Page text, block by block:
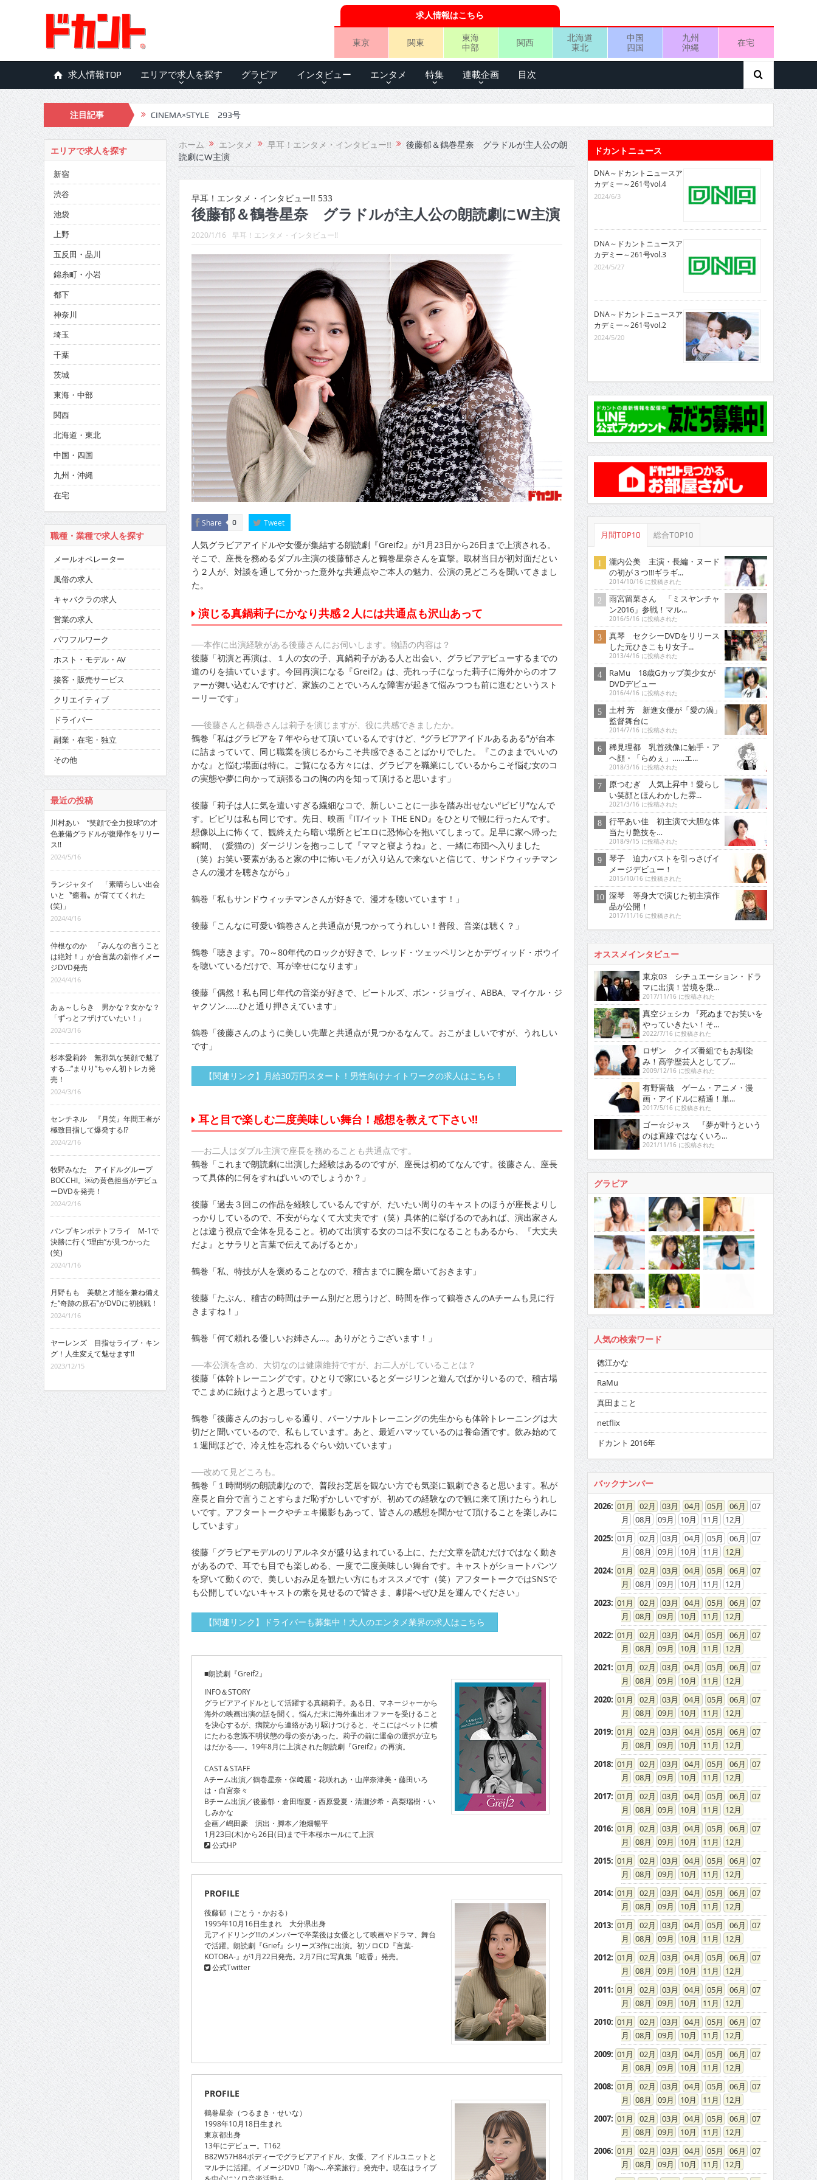
求人情報はこちら
東京 関東
東海
中部
関西
北海道
東北
中国
四国
九州
沖縄
在宅
求人情報TOP エリアで求人を探す グラビア インタビュー エンタメ 特集 連載企画 目次
注目記事 CINEMA×STYLE 292号
CINEMA×STYLE 291号
CINEMA×STYLE 290号
CINEMA×STYLE 289号
CINEMA×STYLE 288号
CINEMA×STYLE 287号
CINEMA×STYLE 286号
CINEMA×STYLE 285号
CINEMA×STYLE 294号
CINEMA×STYLE 293号
ホーム エンタメ 早耳！エンタメ・インタビュー!!
後藤郁＆鶴巻星奈 グラドルが主人公の朗
読劇にW主演
早耳！エンタメ・インタビュー!! 533
後藤郁＆鶴巻星奈 グラドルが主人公の朗読劇にW主演
2020/1/16 早耳！エンタメ・インタビュー!!
Share 0 Tweet
人気グラビアアイドルや女優が集結する朗読劇『Greif2』が1月23日から26日まで上演される。
そこで、座長を務めるダブル主演の後藤郁さんと鶴巻星奈さんを直撃。取材当日が初対面だとい
う２人が、対談を通して分かった意外な共通点やご本人の魅力、公演の見どころを聞いてきまし
た。
演じる真鍋莉子にかなり共感２人には共通点も沢山あって
──本作に出演経験がある後藤さんにお伺いします。物語の内容は？
後藤「初演と再演は、１人の女の子、真鍋莉子がある人と出会い、グラビアデビューするまでの
道のりを描いています。今回再演になる『Greif2』は、売れっ子になった莉子に海外からのオフ
ァーが舞い込むんですけど、家族のことでいろんな障害が起きて悩みつつも前に進むというスト
ーリーです」
──後藤さんと鶴巻さんは莉子を演じますが、役に共感できましたか。
鶴巻「私はグラビアを７年やらせて頂いているんですけど、“グラビアアイドルあるある”が台本
に詰まっていて、同じ職業を演じるからこそ共感できることばかりでした。『このままでいいの
かな』と悩む場面は特に。ご覧になる方々には、グラビアを職業にしているからこそ悩む女のコ
の実態や夢に向かって頑張るコの胸の内を知って頂けると思います」
後藤「莉子は人に気を遣いすぎる繊細なコで、新しいことに一歩を踏み出せない“ビビリ”なんで
す。ビビリは私も同じです。先日、映画『IT/イット THE END』をひとりで観に行ったんです。
想像以上に怖くて、観終えたら暗い場所とピエロに恐怖心を抱いてしまって。足早に家へ帰った
瞬間、（愛猫の）ダージリンを抱っこして『ママと寝ようね』と、一緒に布団へ入りました
（笑）お笑い要素があると家の中に怖いモノが入り込んで来ないと信じて、サンドウィッチマン
さんの漫才を聴きながら」
鶴巻「私もサンドウィッチマンさんが好きで、漫才を聴いています！」
後藤「こんなに可愛い鶴巻さんと共通点が見つかってうれしい！普段、音楽は聴く？」
鶴巻「聴きます。70～80年代のロックが好きで、レッド・ツェッペリンとかデヴィッド・ボウイ
を聴いているだけで、耳が幸せになります」
後藤「偶然！私も同じ年代の音楽が好きで、ビートルズ、ボン・ジョヴィ、ABBA、マイケル・ジ
ャクソン……ひと通り押さえています」
鶴巻「後藤さんのように美しい先輩と共通点が見つかるなんて。おこがましいですが、うれしい
です」
【関連リンク】月給30万円スタート！男性向けナイトワークの求人はこちら！
耳と目で楽しむ二度美味しい舞台！感想を教えて下さい!!
──お二人はダブル主演で座長を務めることも共通点です。
鶴巻「これまで朗読劇に出演した経験はあるのですが、座長は初めてなんです。後藤さん、座長
って具体的に何をすればいいのでしょうか？」
後藤「過去３回この作品を経験しているんですが、だいたい周りのキャストのほうが座長よりし
っかりしているので、不安がらなくて大丈夫です（笑）具体的に挙げるのであれば、演出家さん
とは違う視点で全体を見ること。初めて出演する女のコは不安になることもあるから、『大丈夫
だよ』とサラリと言葉で伝えてあげるとか」
鶴巻「私、特技が人を褒めることなので、稽古までに腕を磨いておきます」
後藤「たぶん、稽古の時間はチーム別だと思うけど、時間を作って鶴巻さんのAチームも見に行
きますね！」
鶴巻「何て頼れる優しいお姉さん…。ありがとうございます！」
──本公演を含め、大切なのは健康維持ですが、お二人がしていることは？
後藤「体幹トレーニングです。ひとりで家にいるとダージリンと遊んでばかりいるので、稽古場
でこまめに続けようと思っています」
鶴巻「後藤さんのおっしゃる通り、パーソナルトレーニングの先生からも体幹トレーニングは大
切だと聞いているので、私もしています。あと、最近ハマッているのは養命酒です。飲み始めて
１週間ほどで、冷え性を忘れるぐらい効いています」
──改めて見どころも。
鶴巻「１時間弱の朗読劇なので、普段お芝居を観ない方でも気楽に観劇できると思います。私が
座長と自分で言うことすらまだ恥ずかしいですが、初めての経験なので観に来て頂けたらうれし
いです。アフタートークやチェキ撮影もあって、皆さんの感想を聞かせて頂けることを楽しみに
しています」
後藤「グラビアモデルのリアルネタが盛り込まれている上に、ただ文章を読むだけではなく動き
があるので、耳でも目でも楽しめる、一度で二度美味しい舞台です。キャストがショートパンツ
を穿いて動くので、美しいおみ足を観たい方にもオススメです（笑）アフタートークではSNSで
も公開していないキャストの素を見せるので皆さま、劇場へぜひ足を運んでください」
【関連リンク】ドライバーも募集中！大人のエンタメ業界の求人はこちら
■朗読劇『Greif2』
INFO＆STORY
グラビアアイドルとして活躍する真鍋莉子。ある日、マネージャーから
海外の映画出演の話を聞く。悩んだ末に海外進出オファーを受けること
を決心するが、病院から連絡があり駆けつけると、そこにはベットに横
にたわる意識不明状態の母の姿があった。莉子の前に運命の選択が立ち
はだかる──。19年8月に上演された朗読劇『Greif2』の再演。
CAST＆STAFF
Aチーム出演／鶴巻星奈・保﨑麗・花咲れあ・山岸奈津美・藤田いろ
は・白宮奈々
Bチーム出演／後藤郁・倉田瑠夏・西原愛夏・清瀬汐希・高梨瑞樹・い
しみかな
企画／嶋田豪 演出・脚本／池畑暢平
1月23日(木)から26日(日)まで千本桜ホールにて上演
公式HP
PROFILE
後藤郁（ごとう・かおる）
1995年10月16日生まれ 大分県出身
元アイドリング!!!のメンバーで卒業後は女優として映画やドラマ、舞台
で活躍。朗読劇『Grief』シリーズ3作に出演。初ソロCD『言葉-
KOTOBA-』が1月22日発売。2月7日に写真集「眩香」発売。
公式Twitter
PROFILE
鶴巻星奈（つるまき・せいな）
1998年10月18日生まれ
東京都出身
13年にデビュー。T162
B82W57H84ボディーでグラビアアイドル、女優、アイドルユニットと
マルチに活躍。イメージDVD「南へ…卒業旅行」発売中。現在はライブ
を中心にソロ音楽活動も。
エリアで求人を探す
新宿
渋谷
池袋
上野
五反田・品川
錦糸町・小岩
都下
神奈川
埼玉
千葉
茨城
東海・中部
関西
北海道・東北
中国・四国
九州・沖縄
在宅
職種・業種で求人を探す
メールオペレーター
風俗の求人
キャバクラの求人
営業の求人
パワフルワーク
ホスト・モデル・AV
接客・販売サービス
クリエイティブ
ドライバー
副業・在宅・独立
その他
最近の投稿
川村あい “笑顔で全力投球”の才
色兼備グラドルが復帰作をリリー
ス!!
2024/5/16
ランジャタイ 「素晴らしい出会
いと〝癒着〟が育ててくれた
(笑)」
2024/4/16
仲根なのか 「みんなの言うこと
は絶対！」が合言葉の新作イメー
ジDVD発売
2024/4/16
あぁ～しらき 男かな？女かな？
「ずっとフザけていたい！」
2024/3/16
杉本愛莉鈴 無邪気な笑顔で魅了
する…“まりり”ちゃん初トレカ発
売！
2024/3/16
センチネル 『月笑』年間王者が
極致目指して爆発する!?
2024/2/16
牧野みなた アイドルグループ
BOCCHI。￼の黄色担当がデビュ
ーDVDを発売！
2024/2/16
パンプキンポテトフライ M-1で
決勝に行く“理由”が見つかった
(笑)
2024/1/16
月野もも 美貌と才能を兼ね備え
た“奇跡の原石”がDVDに初挑戦！
2024/1/16
ヤーレンズ 目指せライブ・キン
グ！人生変えて魅せます!!
2023/12/15
ドカントニュース
DNA～ドカントニュースア
カデミー～261号vol.4
2024/6/3
DNA～ドカントニュースア
カデミー～261号vol.3
2024/5/27
DNA～ドカントニュースア
カデミー～261号vol.2
2024/5/20
月間TOP10 総合TOP10
瀧内公美 主演・長編・ヌード
の初が３つ!!!ギラギ...
2014/10/16 に投稿された
雨宮留菜さん 「ミスヤンチャ
ン2016」参戦！マル...
2016/5/16 に投稿された
真琴 セクシーDVDをリリース
した元ひきこもり女子...
2013/4/16 に投稿された
RaMu 18歳Gカップ美少女が
DVDデビュー
2016/4/16 に投稿された
土村 芳 新進女優が「愛の渦」
監督舞台に
2014/7/16 に投稿された
稀見理都 乳首残像に触手・ア
ヘ顔・「らめぇ」……エ...
2018/3/16 に投稿された
原つむぎ 人気上昇中！愛らし
い笑顔とほんわかした雰...
2021/3/16 に投稿された
行平あい佳 初主演で大胆な体
当たり艶技を…
2018/9/15 に投稿された
琴子 迫力バストを引っさげイ
メージデビュー！
2015/10/16 に投稿された
深琴 等身大で演じた初主演作
品が公開！
2017/11/16 に投稿された
オススメインタビュー
東京03 シチュエーション・ドラ
マに出演！苦境を乗...
2017/11/16 に投稿された
真空ジェシカ 『死ぬまでお笑いを
やっていきたい！そ...
2022/7/16 に投稿された
ロザン クイズ番組でもお馴染
み！高学歴芸人としてブ...
2009/12/16 に投稿された
有野晋哉 ゲーム・アニメ・漫
画・アイドルに精通！単...
2017/5/16 に投稿された
ゴー☆ジャス 『夢が叶うという
のは直線ではなくいろ...
2021/11/16 に投稿された
グラビア
人気の検索ワード
徳江かな
RaMu
真田まこと
netflix
ドカント 2016年
バックナンバー
2026: 01 02 03 04 05 06
07
08
09 10 11
12
2025: 01 02 03 04 05 06
07
08
09 10 11
12
2024: 01 02 03 04 05 06
07
08
09 10 11
12
2023: 01 02 03 04 05 06
07
08
09 10 11
12
2022: 01 02 03 04 05 06
07
08
09 10 11
12
2021: 01 02 03 04 05 06
07
08
09 10 11
12
2020: 01 02 03 04 05 06
07
08
09 10 11
12
2019: 01 02 03 04 05 06
07
08
09 10 11
12
2018: 01 02 03 04 05 06
07
08
09 10 11
12
2017: 01 02 03 04 05 06
07
08
09 10 11
12
2016: 01 02 03 04 05 06
07
08
09 10 11
12
2015: 01 02 03 04 05 06
07
08
09 10 11
12
2014: 01 02 03 04 05 06
07
08
09 10 11
12
2013: 01 02 03 04 05 06
07
08
09 10 11
12
2012: 01 02 03 04 05 06
07
08
09 10 11
12
2011: 01 02 03 04 05 06
07
08
09 10 11
12
2010: 01 02 03 04 05 06
07
08
09 10 11
12
2009: 01 02 03 04 05 06
07
08
09 10 11
12
2008: 01 02 03 04 05 06
07
08
09 10 11
12
2007: 01 02 03 04 05 06
07
08
09 10 11
12
2006: 01 02 03 04 05 06
07
08
09 10 11
12